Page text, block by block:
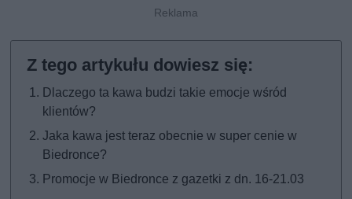
Dlaczego ta kawa budzi takie emocje wśród
klientów?
Jaka kawa jest teraz obecnie w super cenie w
Biedronce?
Promocje w Biedronce z gazetki z dn. 16-21.03